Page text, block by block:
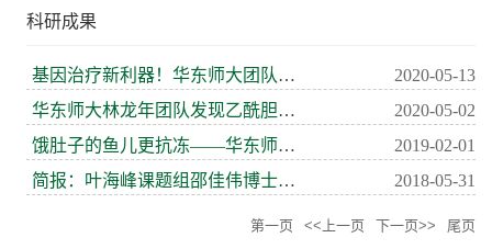
科研成果
基因治疗新利器！华东师大团队研发超高活性碱基编辑工具
2020-05-13
华东师大林龙年团队发现乙酰胆碱调控大脑学习记忆新机制
2020-05-02
饿肚子的鱼儿更抗冻——华东师大生命科学学院LANEH实验室揭示鱼类抗寒新...
2019-02-01
简报：叶海峰课题组邵佳伟博士研究生荣获第十四届细胞生物学青年...
2018-05-31
第一页 <<上一页 下一页>> 尾页